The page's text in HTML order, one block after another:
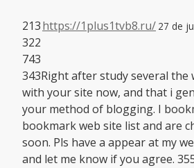
https://1plus1tvb8.ru/ 27 de
213
322
743
343Right after study several
with your site now, and that i
your method of blogging. I
bookmark web site list and are
soon. Pls have a appear at my
and let me know if you agree.